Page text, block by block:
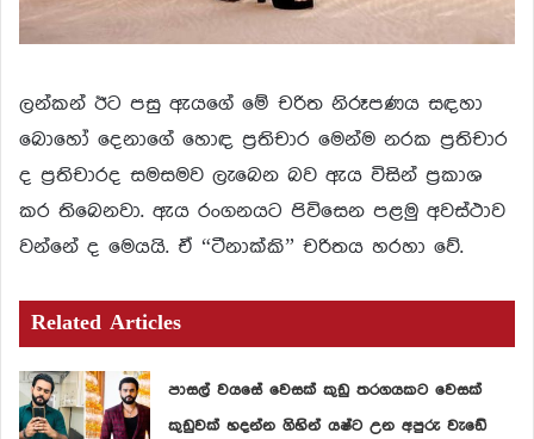
ලන්කන් ඊට පසු ඇයගේ මේ චරිත නිරූපණය සඳහා
බොහෝ දෙනාගේ හොඳ ප්‍රතිචාර මෙන්ම නරක ප්‍රතිචාර
ද ප්‍රතිචාරද සමසමව ලැබෙන බව ඇය විසින් ප්‍රකාශ
කර තිබෙනවා. ඇය රංගනයට පිවිසෙන පළමු අවස්ථාව
වන්නේ ද මෙයයි. ඒ “ටීනාක්කි” චරිතය හරහා වේ.
Related Articles
පාසල් වයසේ වෙසක් කුඩු තරගයකට වෙසක්
කුඩුවක් හදන්න ගිහින් යෂ්ට උන අපුරු වැඩේ